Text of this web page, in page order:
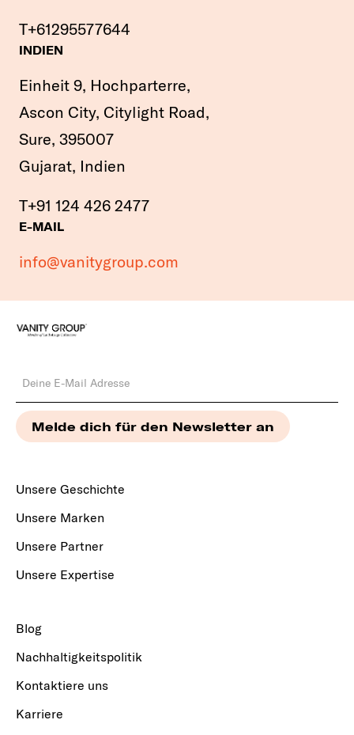
T+61295577644
INDIEN
Einheit 9, Hochparterre,
Ascon City, Citylight Road,
Sure, 395007
Gujarat, Indien
T+91 124 426 2477
E-MAIL
info@vanitygroup.com
Unsere Geschichte
Unsere Marken
Unsere Partner
Unsere Expertise
Blog
Nachhaltigkeitspolitik
Kontaktiere uns
Karriere